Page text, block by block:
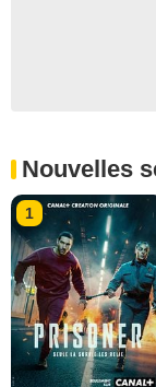
Nouvelles
1